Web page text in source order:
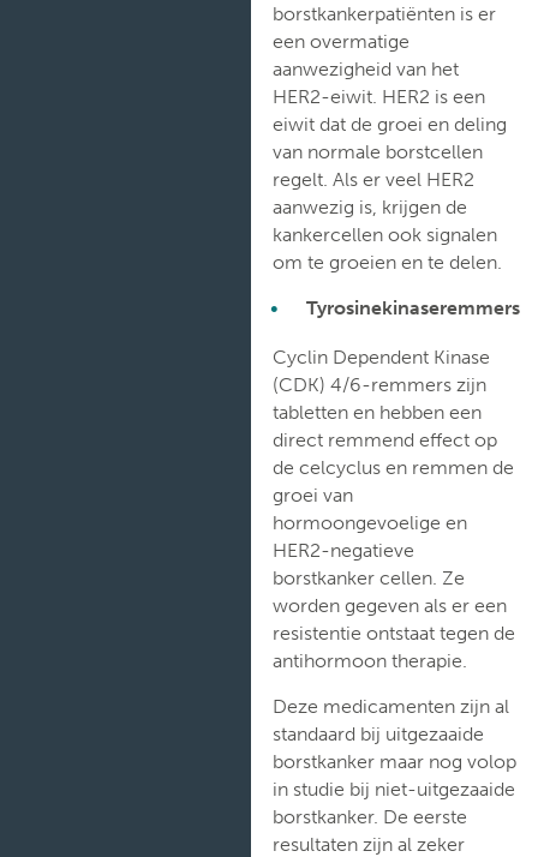
borstkankerpatiënten is er
een overmatige
aanwezigheid van het
HER2-eiwit. HER2 is een
eiwit dat de groei en deling
van normale borstcellen
regelt. Als er veel HER2
aanwezig is, krijgen de
kankercellen ook signalen
om te groeien en te delen.
Tyrosinekinaseremmers
Cyclin Dependent Kinase
(CDK) 4/6-remmers zijn
tabletten en hebben een
direct remmend effect op
de celcyclus en remmen de
groei van
hormoongevoelige en
HER2-negatieve
borstkanker cellen. Ze
worden gegeven als er een
resistentie ontstaat tegen de
antihormoon therapie.
Deze medicamenten zijn al
standaard bij uitgezaaide
borstkanker maar nog volop
in studie bij niet-uitgezaaide
borstkanker. De eerste
resultaten zijn al zeker